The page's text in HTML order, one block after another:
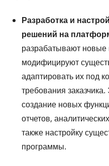
Разработка и
решений на
разрабатывают
модифицируют
адаптировать их под
требования
создание новых
отчетов,
также настройку
программы.